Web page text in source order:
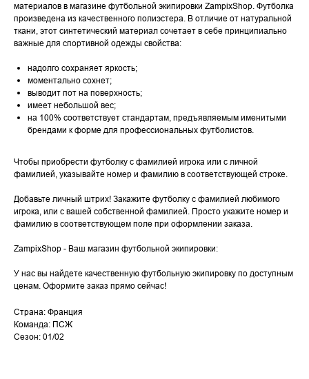
материалов в магазине футбольной экипировки ZampixShop. Футболка
произведена из качественного полиэстера. В отличие от натуральной
ткани, этот синтетический материал сочетает в себе принципиально
важные для спортивной одежды свойства:
надолго сохраняет яркость;
моментально сохнет;
выводит пот на поверхность;
имеет небольшой вес;
на 100% соответствует стандартам, предъявляемым именитыми
брендами к форме для профессиональных футболистов.
Чтобы приобрести футболку с фамилией игрока или с личной
фамилией, указывайте номер и фамилию в соответствующей строке.
Добавьте личный штрих! Закажите футболку с фамилией любимого
игрока, или с вашей собственной фамилией. Просто укажите номер и
фамилию в соответствующем поле при оформлении заказа.
ZampixShop - Ваш магазин футбольной экипировки:
У нас вы найдете качественную футбольную экипировку по доступным
ценам. Оформите заказ прямо сейчас!
Страна: Франция
Команда: ПСЖ
Сезон: 01/02